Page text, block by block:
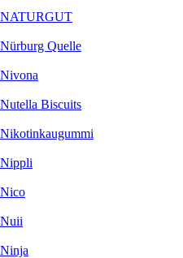
NATURGUT
Nürburg Quelle
Nivona
Nutella Biscuits
Nikotinkaugummi
Nippli
Nico
Nuii
Ninja